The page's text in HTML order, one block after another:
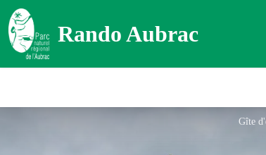
Rando Aubrac